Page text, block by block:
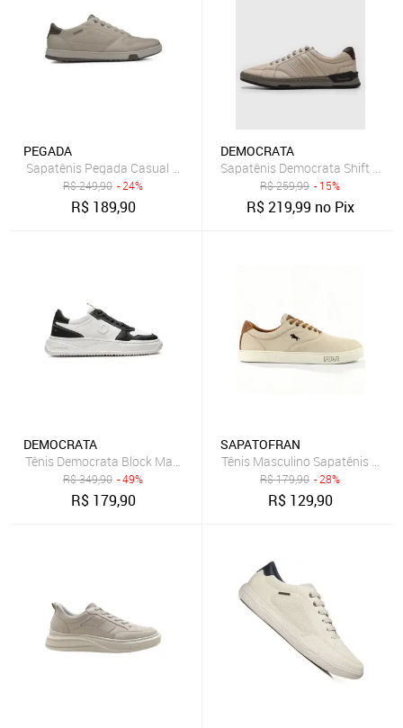
PEGADA
Sapatênis Pegada Casual Element Masculino Bege
R$249,90 - 24%
R$ 189,90
DEMOCRATA
Sapatênis Democrata Shift Neve
R$259,99 - 15%
R$219,99 no Pix
DEMOCRATA
Tênis Democrata Block Masculino Bege
R$349,90 - 49%
R$ 179,90
SAPATOFRAN
Tênis Masculino Sapatênis
R$179,90 - 28%
R$ 129,90